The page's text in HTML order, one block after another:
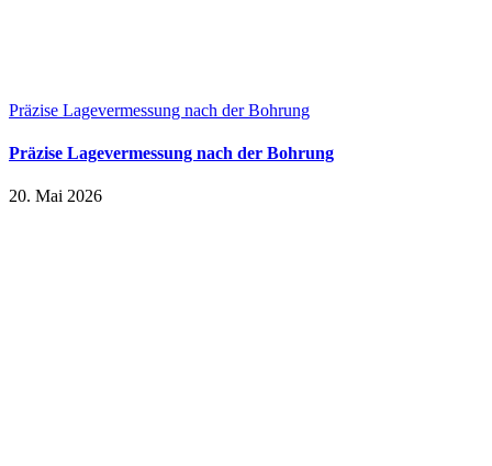
Präzise Lagevermessung nach der Bohrung
Präzise Lagevermessung nach der Bohrung
20. Mai 2026